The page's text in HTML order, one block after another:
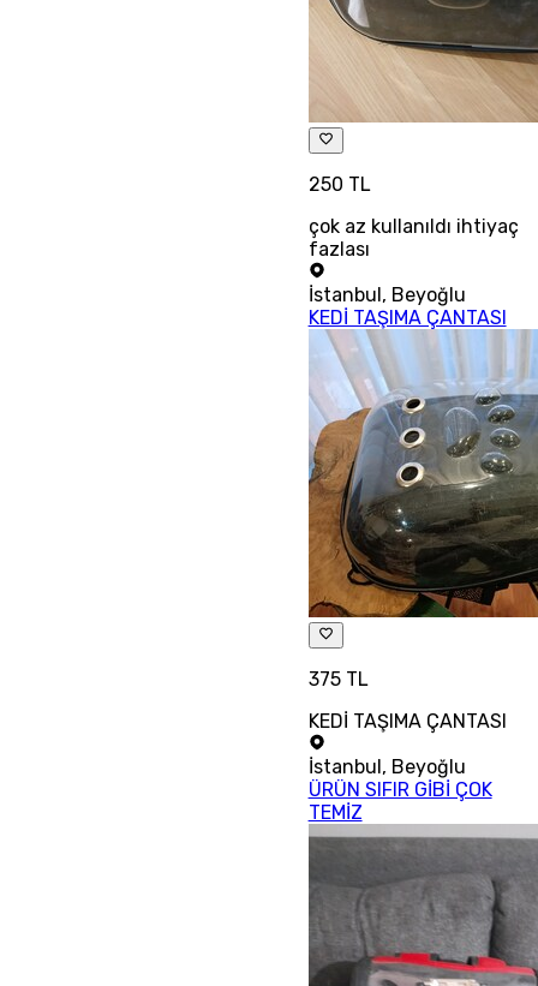
250 TL
çok az kullanıldı ihtiyaç
fazlası
İstanbul, Beyoğlu
KEDİ TAŞIMA ÇANTASI
375 TL
KEDİ TAŞIMA ÇANTASI
İstanbul , Beyoğlu
ÜRÜN SIFIR GİBİ ÇOK
TEMİZ